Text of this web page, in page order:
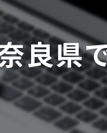
良県